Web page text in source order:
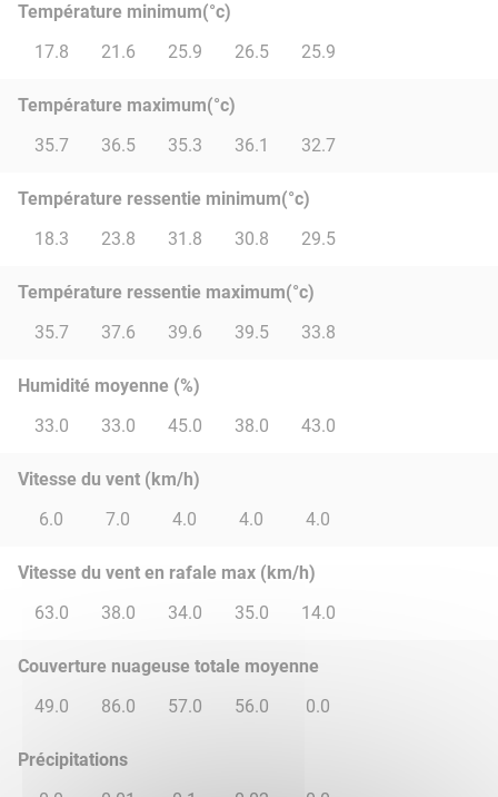
Température minimum(°c)
17.8
21.6 25.9 26.5 25.9
Température maximum(°c)
35.7
36.5 35.3 36.1 32.7
Température ressentie minimum(°c)
18.3
23.8 31.8 30.8 29.5
Température ressentie maximum(°c)
35.7
37.6 39.6 39.5 33.8
Humidité moyenne (%)
33.0
33.0 45.0 38.0 43.0
Vitesse du vent (km/h)
6.0
7.0 4.0 4.0 4.0
Vitesse du vent en rafale max (km/h)
63.0
38.0 34.0 35.0 14.0
Couverture nuageuse totale moyenne
49.0
86.0 57.0 56.0 0.0
Précipitations